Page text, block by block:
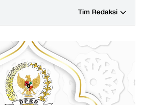
Tim Redaksi